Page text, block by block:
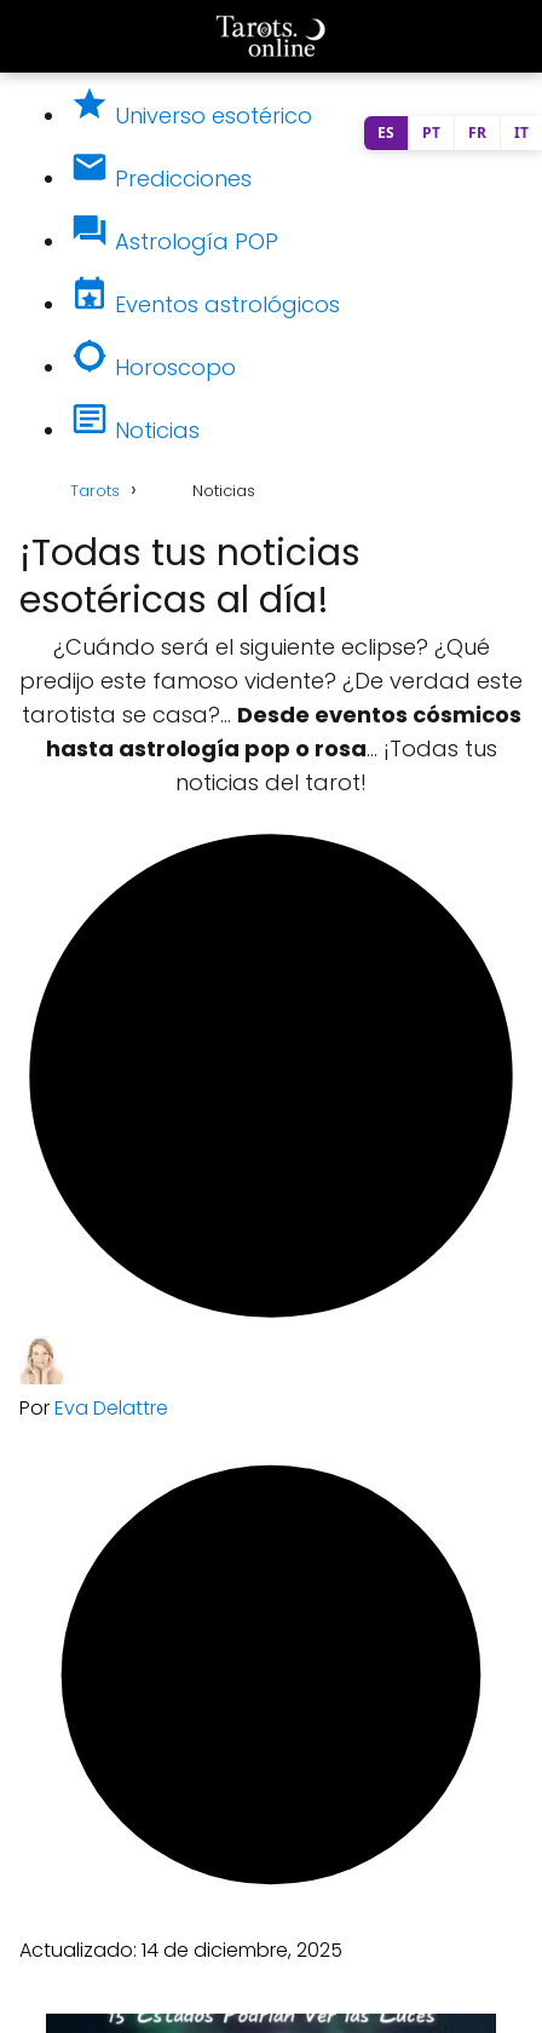
Universo esotérico
Predicciones
Astrología POP
Eventos astrológicos
Horoscopo
Noticias
Tarots Noticias
¡Todas tus noticias
esotéricas al día!
¿Cuándo será el siguiente eclipse? ¿Qué
predijo este famoso vidente? ¿De verdad este
tarotista se casa?... Desde eventos cósmicos
hasta astrología pop o rosa... ¡Todas tus
noticias del tarot!
PorEva Delattre
Actualizado: 14 de diciembre, 2025
ES PT FR IT